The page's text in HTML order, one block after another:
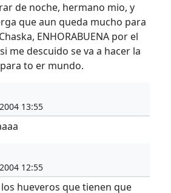
de noche, hermano mio, y
que aun queda mucho para
ENHORABUENA por el
me descuido se va a hacer la
to er mundo.
13:55
12:55
hueveros que tienen que